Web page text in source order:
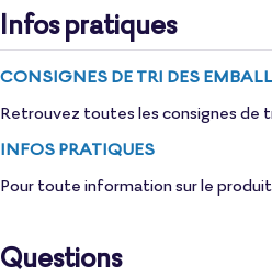
Infos pratiques
CONSIGNES DE TRI DES
Retrouvez toutes les consignes de
INFOS PRATIQUES
Pour toute information sur le
Questions